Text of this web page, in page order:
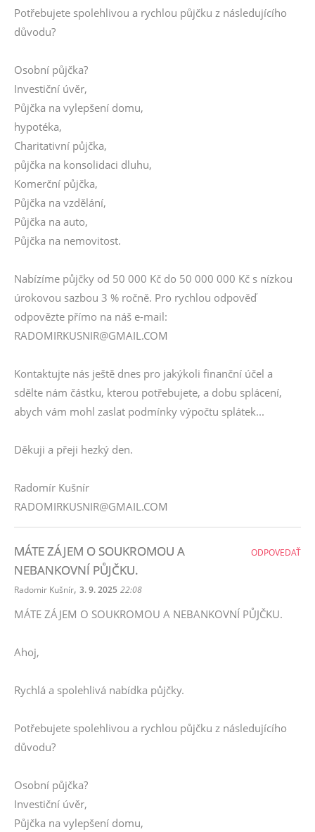
Potřebujete spolehlivou a rychlou půjčku z následujícího
důvodu?
Osobní půjčka?
Investiční úvěr,
Půjčka na vylepšení domu,
hypotéka,
Charitativní půjčka,
půjčka na konsolidaci dluhu,
Komerční půjčka,
Půjčka na vzdělání,
Půjčka na auto,
Půjčka na nemovitost.
Nabízíme půjčky od 50 000 Kč do 50 000 000 Kč s nízkou
úrokovou sazbou 3 % ročně. Pro rychlou odpověď
odpovězte přímo na náš e-mail:
RADOMIRKUSNIR@GMAIL.COM
Kontaktujte nás ještě dnes pro jakýkoli finanční účel a
sdělte nám částku, kterou potřebujete, a dobu splácení,
abych vám mohl zaslat podmínky výpočtu splátek...
Děkuji a přeji hezký den.
Radomír Kušnír
RADOMIRKUSNIR@GMAIL.COM
MÁTE ZÁJEM O SOUKROMOU A
NEBANKOVNÍ PŮJČKU.
Radomir Kušnír, 3. 9. 2025 22:08
MÁTE ZÁJEM O SOUKROMOU A NEBANKOVNÍ PŮJČKU.
Ahoj,
Rychlá a spolehlivá nabídka půjčky.
Potřebujete spolehlivou a rychlou půjčku z následujícího
důvodu?
Osobní půjčka?
Investiční úvěr,
Půjčka na vylepšení domu,
ODPOVEDAŤ